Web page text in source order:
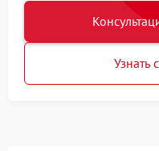
Узнать